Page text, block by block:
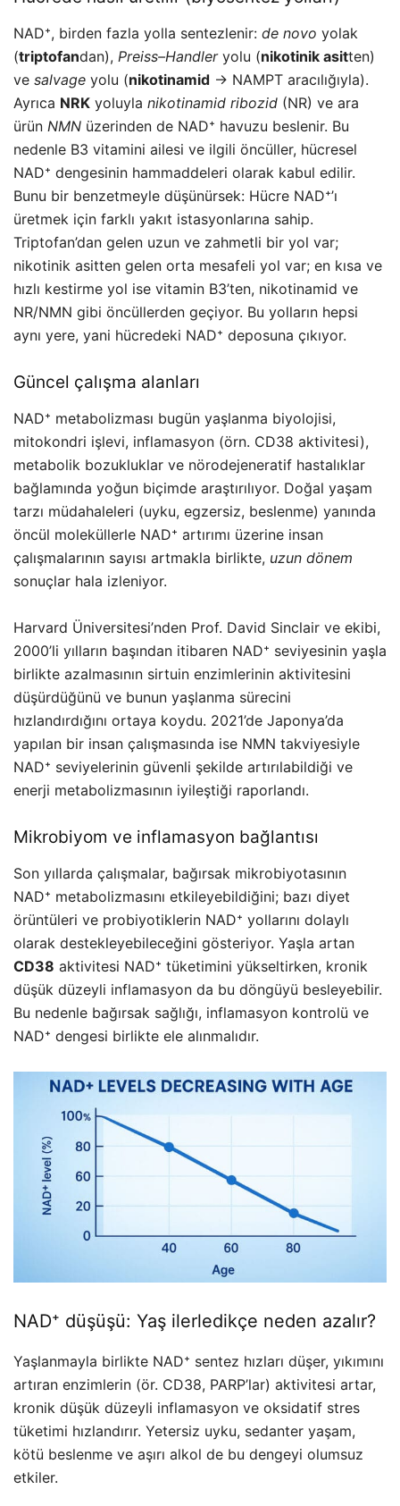
NAD⁺, birden fazla yolla sentezlenir: de novo yolak
(triptofandan), Preiss–Handleryolu (nikotinik asitten)
ve salvage yolu (nikotinamid → NAMPT aracılığıyla).
Ayrıca NRK yoluyla nikotinamid ribozid (NR) ve ara
ürün NMN üzerinden de NAD⁺ havuzu beslenir. Bu
nedenle B3 vitamini ailesi ve ilgili öncüller, hücresel
NAD⁺ dengesinin hammaddeleri olarak kabul edilir.
Bunu bir benzetmeyle düşünürsek: Hücre NAD⁺’ı
üretmek için farklı yakıt istasyonlarına sahip.
Triptofan’dan gelen uzun ve zahmetli bir yol var;
nikotinik asitten gelen orta mesafeli yol var; en kısa ve
hızlı kestirme yol ise vitamin B3’ten, nikotinamid ve
NR/NMN gibi öncüllerden geçiyor. Bu yolların hepsi
aynı yere, yani hücredeki NAD⁺ deposuna çıkıyor.
Güncel çalışma alanları
NAD⁺ metabolizması bugün yaşlanma biyolojisi,
mitokondri işlevi, inflamasyon (örn. CD38 aktivitesi),
metabolik bozukluklar ve nörodejeneratif hastalıklar
bağlamında yoğun biçimde araştırılıyor. Doğal yaşam
tarzı müdahaleleri (uyku, egzersiz, beslenme) yanında
öncül moleküllerle NAD⁺ artırımı üzerine insan
çalışmalarının sayısı artmakla birlikte, uzun dönem
sonuçlar hala izleniyor.
Harvard Üniversitesi’nden Prof. David Sinclair ve ekibi,
2000’li yılların başından itibaren NAD⁺ seviyesinin yaşla
birlikte azalmasının sirtuin enzimlerinin aktivitesini
düşürdüğünü ve bunun yaşlanma sürecini
hızlandırdığını ortaya koydu. 2021’de Japonya’da
yapılan bir insan çalışmasında ise NMN takviyesiyle
NAD⁺ seviyelerinin güvenli şekilde artırılabildiği ve
enerji metabolizmasının iyileştiği raporlandı.
Mikrobiyom ve inflamasyon bağlantısı
Son yıllarda çalışmalar, bağırsak mikrobiyotasının
NAD⁺ metabolizmasını etkileyebildiğini; bazı diyet
örüntüleri ve probiyotiklerin NAD⁺ yollarını dolaylı
olarak destekleyebileceğini gösteriyor. Yaşla artan
CD38 aktivitesi NAD⁺ tüketimini yükseltirken, kronik
düşük düzeyli inflamasyon da bu döngüyü besleyebilir.
Bu nedenle bağırsak sağlığı, inflamasyon kontrolü ve
NAD⁺ dengesi birlikte ele alınmalıdır.
NAD⁺ düşüşü: Yaş ilerledikçe neden azalır?
Yaşlanmayla birlikte NAD⁺ sentez hızları düşer, yıkımını
artıran enzimlerin (ör. CD38, PARP’lar) aktivitesi artar,
kronik düşük düzeyli inflamasyon ve oksidatif stres
tüketimi hızlandırır. Yetersiz uyku, sedanter yaşam,
kötü beslenme ve aşırı alkol de bu dengeyi olumsuz
etkiler.